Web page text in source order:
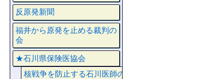
反原発新聞
福井から原発を止める裁判の
会
★石川県保険医協会
核戦争を防止する石川医師の